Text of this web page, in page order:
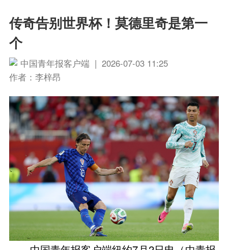
传奇告别世界杯！莫德里奇是第一
个
中国青年报客户端 | 2026-07-03 11:25
作者：李梓昂